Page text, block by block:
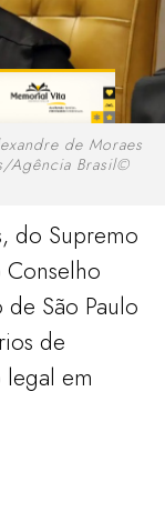
de Moraes
Agência Brasil©
do Supremo
Conselho
São Paulo
de
em